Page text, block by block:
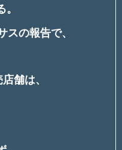
スの報告で、
舗は、